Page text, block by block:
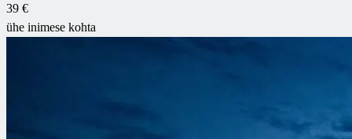
39 €
ühe inimese kohta